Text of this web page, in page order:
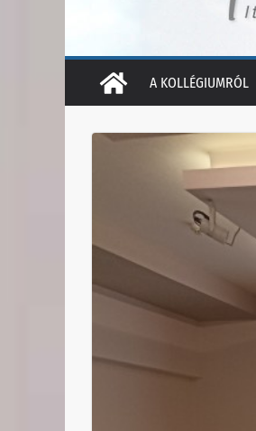
A KOLLÉGIUMRÓL